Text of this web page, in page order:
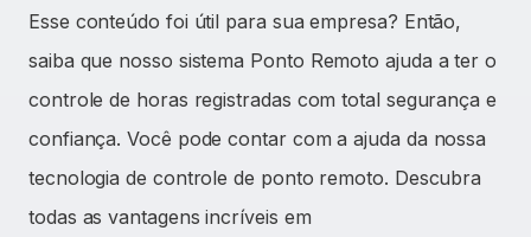
Esse conteúdo foi útil para sua empresa? Então,
saiba que nosso sistema Ponto Remoto ajuda a ter o
controle de horas registradas com total segurança e
confiança. Você pode contar com a ajuda da nossa
tecnologia de controle de ponto remoto. Descubra
todas as vantagens incríveis em